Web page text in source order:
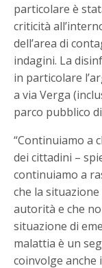
particolare è
criticità
dell’area di
indagini. La
in particolare
a via Verga
parco pubblico
“Continuiamo a
dei cittadini –
continuiamo a
che la
autorità e che
situazione di
malattia è un
coinvolge